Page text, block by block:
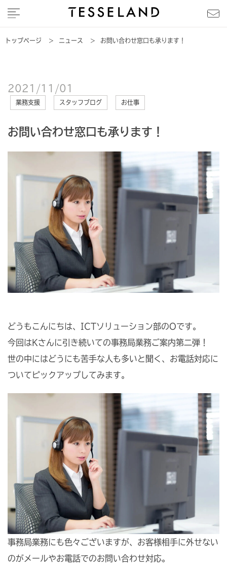
トップページ > ニュース > お問い合わせ窓口も承ります！
2021/11/01
業務支援 スタッフブログ お仕事
お問い合わせ窓口も承ります！
どうもこんにちは、ICTソリューション部のOです。
今回はKさんに引き続いての事務局業務ご案内第二弾！
世の中にはどうにも苦手な人も多いと聞く、お電話対応に
ついてピックアップしてみます。
事務局業務にも色々ございますが、お客様相手に外せない
のがメールやお電話でのお問い合わせ対応。